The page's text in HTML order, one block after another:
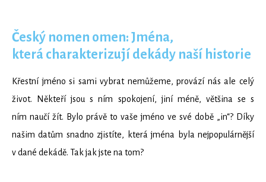
Český nomen omen: Jména,
která charakterizují dekády naší historie
Křestní jméno si sami vybrat nemůžeme, provází nás ale celý
život. Někteří jsou s ním spokojení, jiní méně, většina se s
ním naučí žít. Bylo právě to vaše jméno ve své době „in“? Díky
našim datům snadno zjistíte, která jména byla nejpopulárnější
v dané dekádě. Tak jak jste na tom?